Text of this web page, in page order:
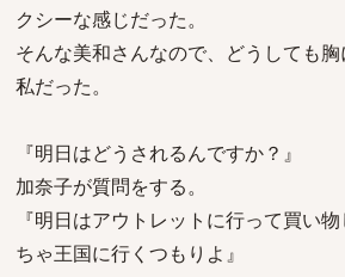
クシーな感じだった。
そんな美和さんなので、どうしても
私だった。
『明日はどうされるんですか？』
加奈子が質問をする。
『明日はアウトレットに行って買い
ちゃ王国に行くつもりよ』